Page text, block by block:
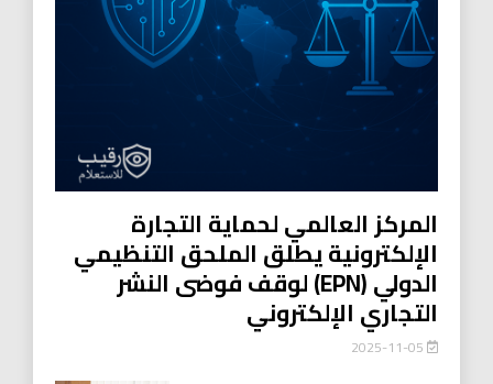
المركز العالمي لحماية التجارة
الإلكترونية يطلق الملحق التنظيمي
الدولي (EPN) لوقف فوضى النشر
التجاري الإلكتروني